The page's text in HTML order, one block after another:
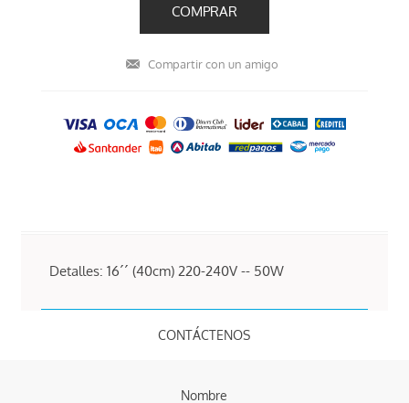
Detalles: 16´´ (40cm) 220-240V -- 50W
CONTÁCTENOS
Nombre